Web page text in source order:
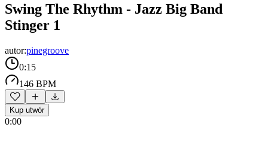
Swing The Rhythm - Jazz Big Band
Stinger 1
autor:pinegroove
0:15
146 BPM
Kup utwór
0:00